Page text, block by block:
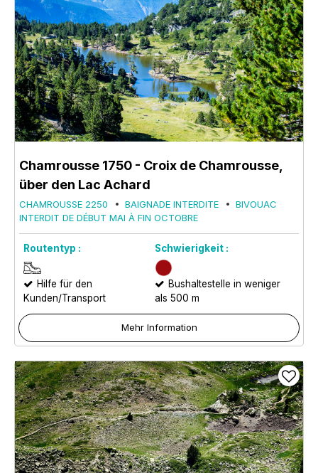
Chamrousse 1750 - Croix de Chamrousse,
über den Lac Achard
CHAMROUSSE 2250 BAIGNADE INTERDITE
BIVOUAC
INTERDIT DE DÉBUT MAI À FIN OCTOBRE
Routentyp : Schwierigkeit :
Hilfe für den
Kunden/Transport
Bushaltestelle in weniger
als 500 m
Mehr Information